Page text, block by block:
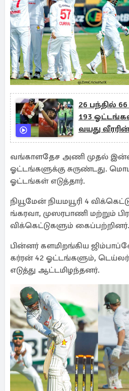
26 பந்தில்
193
வயது
வங்காளதேச அணி முதல்
ஓட்டங்களுக்கு சுருண்டது.
ஓட்டங்கள் எடுத்தார்.
நியூமேன் நியமயூரி 4
ங்கரவா, முஸரபாணி மற்றும்
விக்கெட்டுகளும் கைப்பற்றினர்.
பின்னர் களமிறங்கிய
கர்ரன் 42 ஓட்டங்களும்,
எடுத்து ஆட்டமிழந்தனர்.